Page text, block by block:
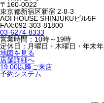
〒160-0022
東京都新宿区新宿 2-8-3
AOI HOUSE SHINJUKUビル5F
FAX:092-303-81800
03-6274-8333
営業時間：10時～19時
定休日：月曜日・木曜日・年末
地図を見る
店舗詳細へ
19:00以降ご来店
予約システム